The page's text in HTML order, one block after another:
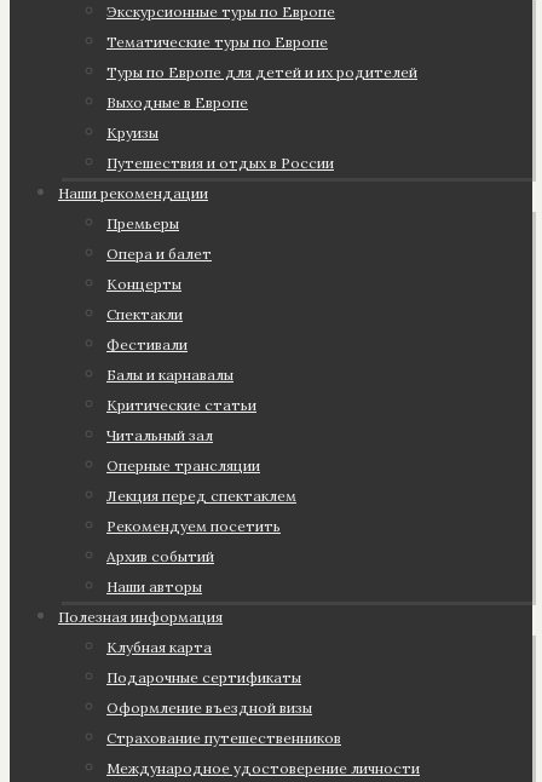
Экскурсионные туры по Европе
Тематические туры по Европе
Туры по Европе для детей и их родителей
Выходные в Европе
Круизы
Путешествия и отдых в России
Наши рекомендации
Премьеры
Опера и балет
Концерты
Спектакли
Фестивали
Балы и карнавалы
Критические статьи
Читальный зал
Оперные трансляции
Лекция перед спектаклем
Рекомендуем посетить
Архив событий
Наши авторы
Полезная информация
Клубная карта
Подарочные сертификаты
Оформление въездной визы
Страхование путешественников
Международное удостоверение личности